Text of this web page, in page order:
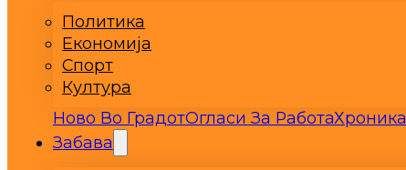
Политика
Економија
Спорт
Култура
Ново Во ГрадотОгласи За РаботаХроника
Забава